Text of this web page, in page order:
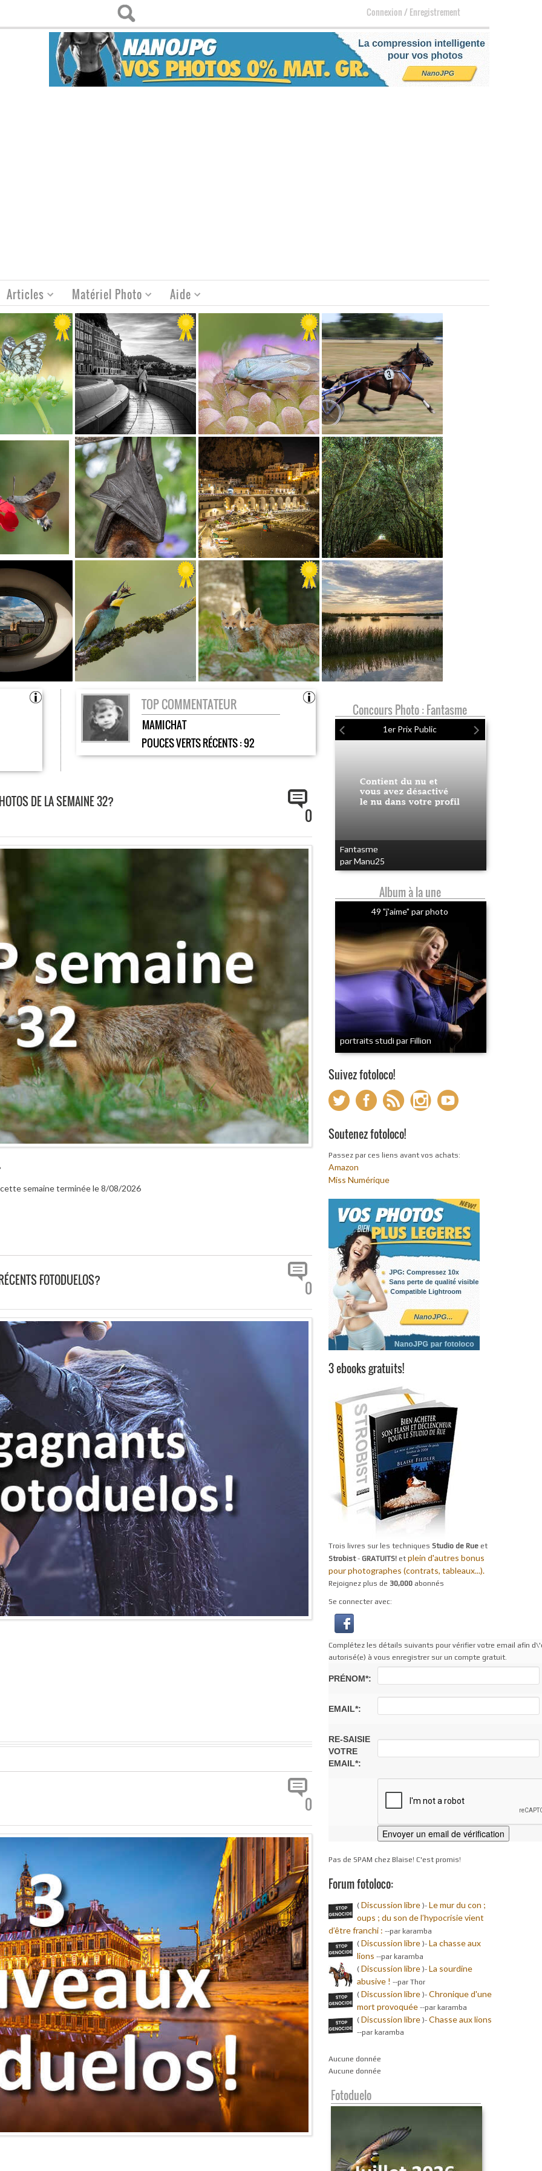
Connexion/Enregistrement
Articles Matériel Photo Aide
TOP COMMENTATEUR
MAMICHAT
POUCES VERTS RÉCENTS :92
DE LA SEMAINE 32?
0
semaine terminée le 8/08/2026
FOTODUELOS? 0
0
Concours Photo : Fantasme
1er Prix Public
Fantasme
par Manu25
Album à la une
49 "j'aime" par photo
portraits studi par Fillion
Suivez fotoloco!
Soutenez fotoloco!
Passez par ces liens avant vos achats:
Amazon
Miss Numérique
3 ebooks gratuits!
Trois livres sur les techniques Studio de Rueet
Strobist- GRATUITS! et plein d'autres bonus
pour photographes (contrats, tableaux...).
Rejoignez plus de 30,000abonnés
Se connecter avec:
Complétez les détails suivants pour vérifier votre email afin
autorisé(e) à vous enregistrer sur un compte gratuit.
PRÉNOM*:
EMAIL*:
RE-SAISIE
VOTRE
EMAIL*:
Pas de SPAM chez Blaise! C'est promis!
Forum fotoloco:
( Discussion libre)- Le mur du con ;
oups ; du son de l’hypocrisie vient
d’être franchi : --par karamba
( Discussion libre)- La chasse aux
lions --par karamba
( Discussion libre)- La sourdine
abusive ! --par Thor
( Discussion libre)- Chronique d'une
mort provoquée--par karamba
( Discussion libre)- Chasse aux lions
--par karamba
Aucune donnée
Aucune donnée
Fotoduelo